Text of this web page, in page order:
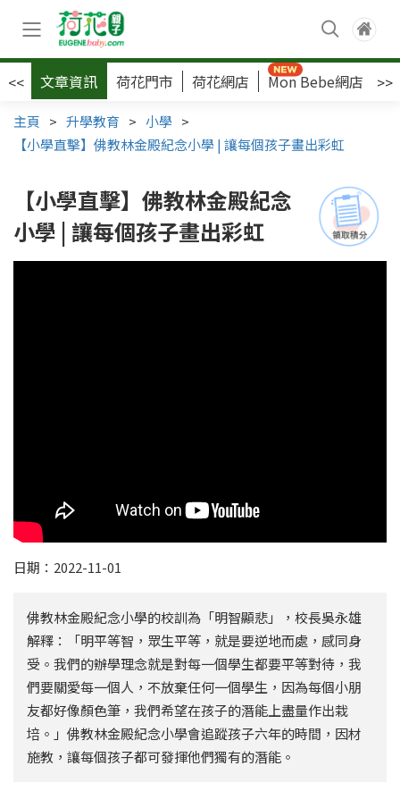
<< 文章資訊 荷花門市 荷花網店 Mon Bebe網店 >>
主頁 > 升學教育 > 小學 >
【小學直擊】佛教林金殿紀念小學 | 讓每個孩子畫出彩虹
【小學直擊】佛教林金殿紀念
小學 | 讓每個孩子畫出彩虹
日期：2022-11-01
佛教林金殿紀念小學的校訓為「明智顯悲」，校長吳永雄
解釋：「明平等智，眾生平等，就是要逆地而處，感同身
受。我們的辦學理念就是對每一個學生都要平等對待，我
們要關愛每一個人，不放棄任何一個學生，因為每個小朋
友都好像顏色筆，我們希望在孩子的潛能上盡量作出栽
培。」佛教林金殿紀念小學會追蹤孩子六年的時間，因材
施教，讓每個孩子都可發揮他們獨有的潛能。